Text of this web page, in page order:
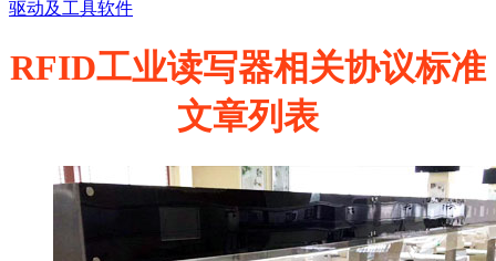
驱动及工具软件
RFID工业读写器相关协议标准
文章列表